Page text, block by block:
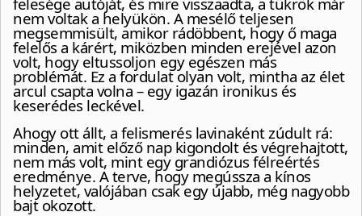
nem voltak a helyükön. A mesélő teljesen
megsemmisült, amikor rádöbbent, hogy ő maga
felelős a kárért, miközben minden erejével azon
volt, hogy eltussoljon egy egészen más
problémát. Ez a fordulat olyan volt, mintha az élet
arcul csapta volna – egy igazán ironikus és
keserédes leckével.
Ahogy ott állt, a felismerés lavinaként zúdult rá:
minden, amit előző nap kigondolt és végrehajtott,
nem más volt, mint egy grandiózus félreértés
eredménye. A terve, hogy megússza a kínos
helyzetet, valójában csak egy újabb, még nagyobb
bajt okozott.